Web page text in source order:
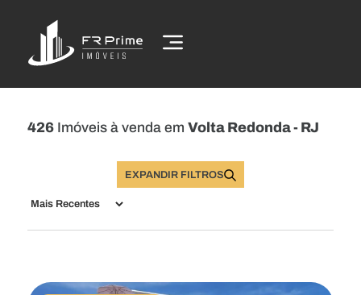
426 Imóveis à venda emVolta Redonda - RJ
EXPANDIR FILTROS